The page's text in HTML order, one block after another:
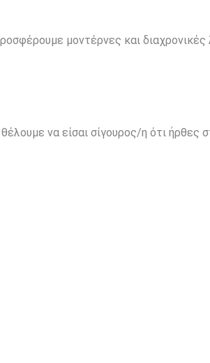
μοντέρνες και διαχρονικές
να είσαι σίγουρος/η ότι ήρθες